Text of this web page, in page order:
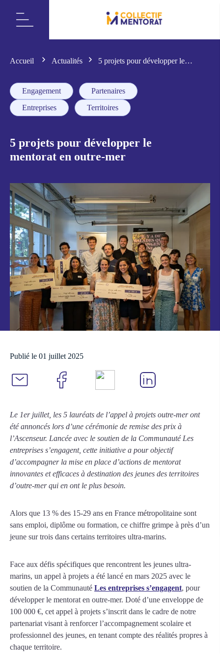
Accueil Actualités
5 projets pour développer le
Engagement
Partenaires
Entreprises
Territoires
5 projets pour développer le
mentorat en outre-mer
Publié le 01 juillet 2025
Le 1er juillet, les 5 lauréats de l’appel à projets outre-mer ont
été annoncés lors d’une cérémonie de remise des prix à
l’Ascenseur. Lancée avec le soutien de la Communauté Les
entreprises s’engagent, cette initiative a pour objectif
d’accompagner la mise en place d’actions de mentorat
innovantes et efficaces à destination des jeunes des territoires
d’outre-mer qui en ont le plus besoin.
Alors que 13 % des 15-29 ans en France métropolitaine sont
sans emploi, diplôme ou formation, ce chiffre grimpe à près d’un
jeune sur trois dans certains territoires ultra-marins.
Face aux défis spécifiques que rencontrent les jeunes ultra-
marins, un appel à projets a été lancé en mars 2025 avec le
soutien de la Communauté Les entreprises s’engagent, pour
développer le mentorat en outre-mer. Doté d’une enveloppe de
100 000 €, cet appel à projets s’inscrit dans le cadre de notre
partenariat visant à renforcer l’accompagnement scolaire et
professionnel des jeunes, en tenant compte des réalités propres à
chaque territoire.